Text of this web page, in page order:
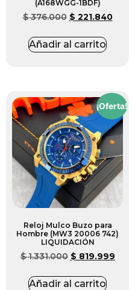
(A168WGG-1BDF)
$376.000 $ 221.840
Añadir al carrito
¡Oferta!
Reloj Mulco Buzo para
Hombre (MW3 20006 742)
LIQUIDACIÓN
$1.331.000 $ 819.999
Añadir al carrito